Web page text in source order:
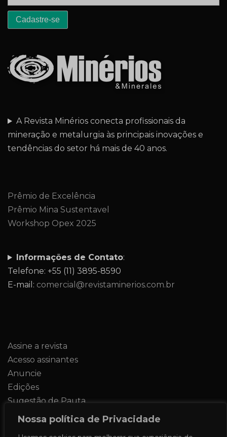
Nossa política de Privacidade
A Revista Minérios conecta profissionais da
mineração e metalurgia às principais inovações e
tendências do setor há mais de 40 anos.
Prêmio de Excelência
Prêmio Mina Sustentavel
Workshop Opex 2025
Informações de Contato:
Telefone: +55 (11) 3895-8590
E-mail: comercial@revistaminerios.com.br
Assine a revista
Acesso assinantes
Anuncie
Edições
Sugestão de Pauta
Contato